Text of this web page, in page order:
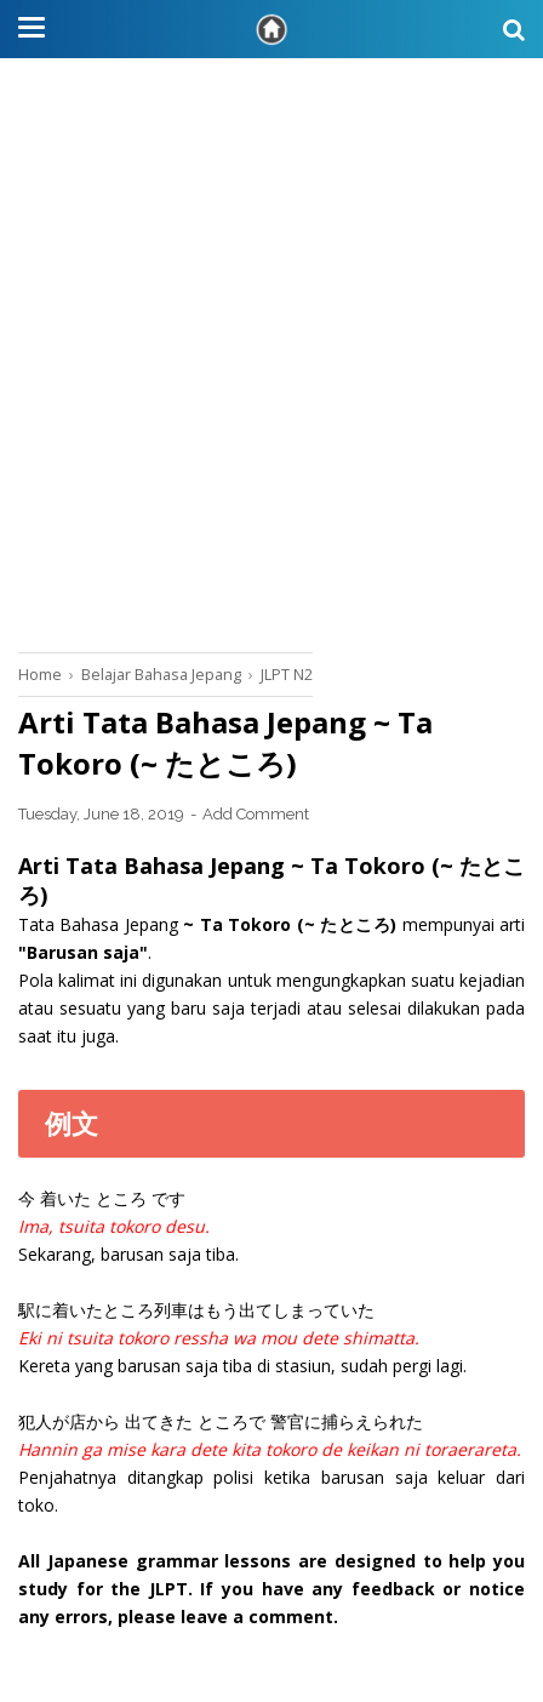
Home › Belajar Bahasa Jepang › JLPT N2
Arti Tata Bahasa Jepang ~ Ta
Tokoro (~ たところ)
Tuesday, June 18, 2019 Add Comment
Arti Tata Bahasa Jepang ~ Ta Tokoro (~ たとこ
ろ)
Tata Bahasa Jepang ~ Ta Tokoro (~ たところ) mempunyai arti
"Barusan saja".
Pola kalimat ini digunakan untuk mengungkapkan suatu kejadian
atau sesuatu yang baru saja terjadi atau selesai dilakukan pada
saat itu juga.
例文
今 着いた ところ です
Ima, tsuita tokoro desu.
Sekarang, barusan saja tiba.
駅に着いたところ列車はもう出てしまっていた
Eki ni tsuita tokoro ressha wa mou dete shimatta.
Kereta yang barusan saja tiba di stasiun, sudah pergi lagi.
犯人が店から 出てきた ところで 警官に捕らえられた
Hannin ga mise kara dete kita tokoro de keikan ni toraerareta.
Penjahatnya ditangkap polisi ketika barusan saja keluar dari
toko.
All Japanese grammar lessons are designed to help you
study for the JLPT. If you have any feedback or notice
any errors, please leave a comment.